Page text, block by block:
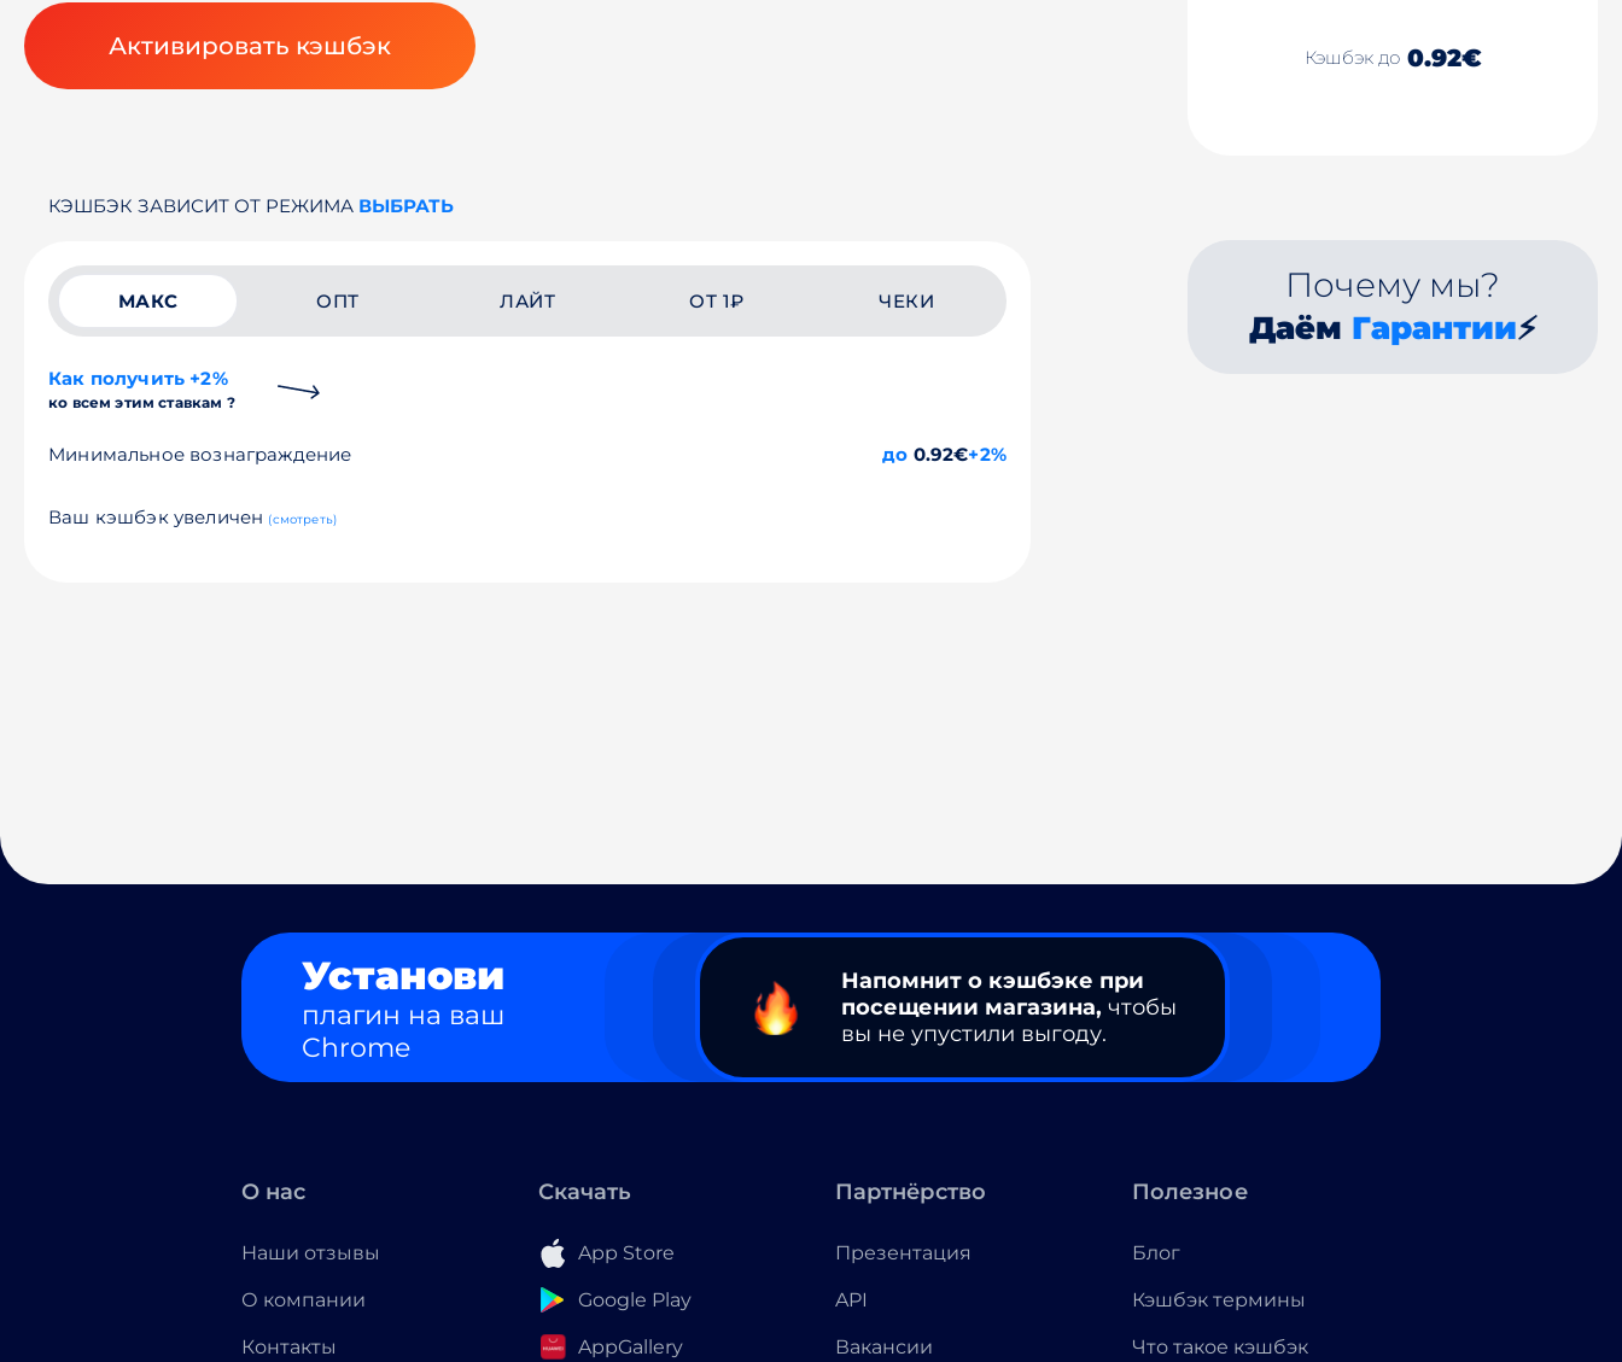
Активировать кэшбэк Кэшбэк до 0.92€
КЭШБЭК ЗАВИСИТ ОТ РЕЖИМА ВЫБРАТЬ
МАКС ОПТ ЛАЙТ ОТ 1₽ ЧЕКИ
Как получить +2%
ко всем этим ставкам ?
Минимальное вознаграждение до 0.92€+2%
Ваш кэшбэк увеличен (смотреть)
Почему мы?
Даём Гарантии⚡
Установи
плагин на ваш
Chrome
Напомнит о кэшбэке при
посещении магазина, чтобы
вы не упустили выгоду.
О нас
Наши отзывы
О компании
Контакты
Скачать
App Store
Google Play
AppGallery
Партнёрство
Презентация
API
Вакансии
Полезное
Блог
Кэшбэк термины
Что такое кэшбэк